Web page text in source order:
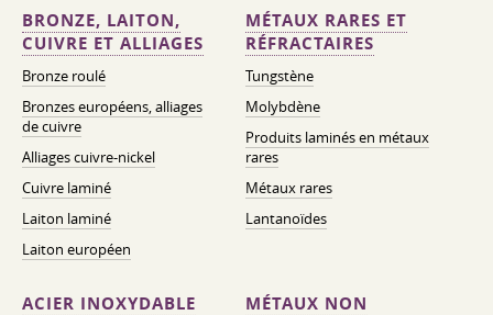
BRONZE, LAITON,
CUIVRE ET ALLIAGES
Bronze roulé
Bronzes européens, alliages
de cuivre
Alliages cuivre-nickel
Cuivre laminé
Laiton laminé
Laiton européen
MÉTAUX RARES ET
RÉFRACTAIRES
Tungstène
Molybdène
Produits laminés en métaux
rares
Métaux rares
Lantanoïdes
ACIER INOXYDABLE
MÉTAUX NON